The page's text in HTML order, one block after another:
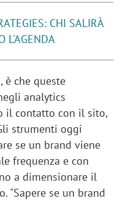
CHI SALIRÀ
L'AGENDA
è che queste
analytics
il contatto con il sito,
strumenti oggi
se un brand viene
frequenza e con
a dimensionare il
"Sapere se un brand